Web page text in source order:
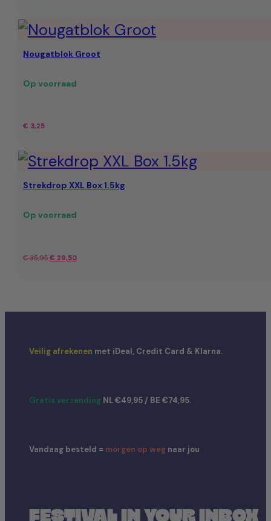
Nougatblok Groot
Op voorraad
€ 3,25
Strekdrop XXL Box 1.5kg
Op voorraad
€35,95Oorspronkelijke
€ 29,50Huidige
Veilig afrekenen met iDeal, Credit Card & Klarna.
Gratis verzending NL €49,95 / BE €74,95.
Vandaag besteld = morgen op weg naar jou